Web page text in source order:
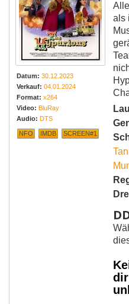
Datum: 30.12.2023
Verkauf: 04.01.2024
Format: x264
Video: BluRay
Audio: DTS
NFO IMDB SCREEN#1
als